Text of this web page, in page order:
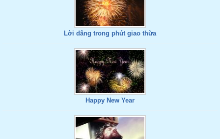
Lời dâng trong phút giao thừa
Happy New Year